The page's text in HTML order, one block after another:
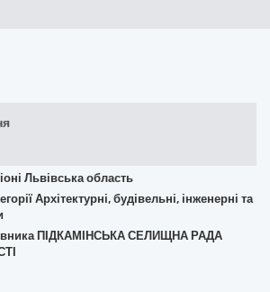
Львівська область
Архітектурні, будівельні, інженерні та
ПІДКАМІНСЬКА СЕЛИЩНА РАДА